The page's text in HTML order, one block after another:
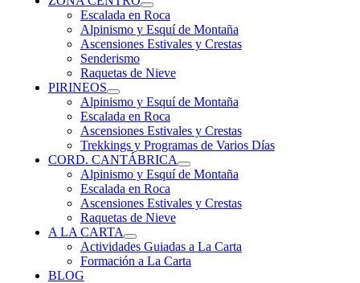
Escalada en Roca
Alpinismo y Esquí de Montaña
Ascensiones Estivales y Crestas
Senderismo
Raquetas de Nieve
PIRINEOS
Alpinismo y Esquí de Montaña
Escalada en Roca
Ascensiones Estivales y Crestas
Trekkings y Programas de Varios Días
CORD. CANTÁBRICA
Alpinismo y Esquí de Montaña
Escalada en Roca
Ascensiones Estivales y Crestas
Raquetas de Nieve
A LA CARTA
Actividades Guiadas a La Carta
Formación a La Carta
BLOG